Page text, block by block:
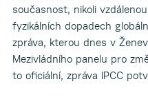
současnost, nikoli
fyzikálních dopadech
zpráva, kterou dnes v
Mezivládního panelu pro
to oficiální, zpráva IPCC